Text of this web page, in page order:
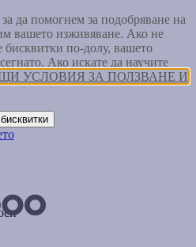
да помогнем за подобряване на
вашето изживяване. Ако не
бисквитки по-долу, вашето
Ако искате да научите
УСЛОВИЯ ЗА ПОЛЗВАНЕ И